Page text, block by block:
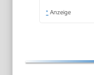
* Anzeige